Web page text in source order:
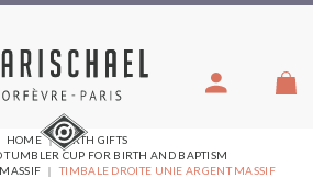
YOU
ARE
HERE:
HOME
BIRTH GIFTS
TUMBLER CUP FOR BIRTH AND BAPTISM
TIMBALE DROITE UNIE ARGENT MASSIF